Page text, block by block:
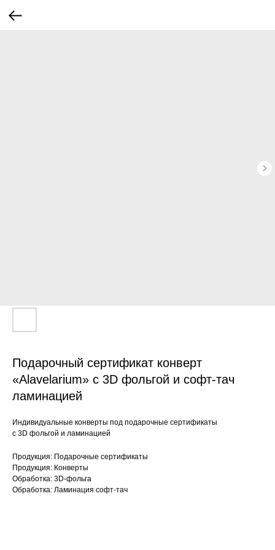
Подарочный сертификат конверт
«Alavelarium» с 3D фольгой и софт-тач
ламинацией
Индивидуальные конверты под подарочные сертификаты
с 3D фольгой и ламинацией
Продукция: Подарочные сертификаты
Продукция: Конверты
Обработка: 3D-фольга
Обработка: Ламинация софт-тач